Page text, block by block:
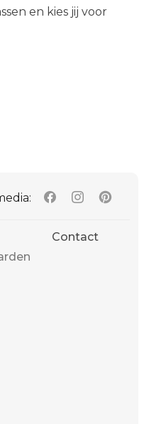
en kies jij voor
Contact